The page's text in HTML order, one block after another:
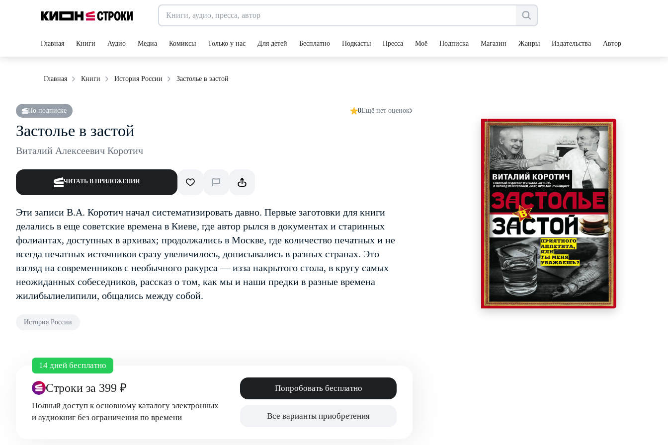
Главная Книги Аудио Медиа Комиксы Только у нас Для детей Бесплатно Подкасты Пресса Моё Подписка Магазин Жанры Издательства Авторы
Главная Книги История России Застолье в застой
По подписке 0Ещё нет оценок
Застолье в застой
Виталий Алексеевич Коротич
ЧИТАТЬ В ПРИЛОЖЕНИИ
Эти записи В.А. Коротич начал систематизировать давно. Первые заготовки для книги
делались в еще советские времена в Киеве, где автор рылся в документах и старинных
фолиантах, доступных в архивах; продолжались в Москве, где количество печатных и не
всегда печатных источников сразу увеличилось, дописывались в разных странах. Это
взгляд на современников с необычного ракурса — из­за накрытого стола, в кругу самых
неожиданных собеседников, рассказ о том, как мы и наши предки в разные времена
жили­были­ели­пили, общались между собой.
История России
14 дней бесплатно
Строки за 399 ₽
Полный доступ к основному каталогу электронных
и аудиокниг без ограничения по времени
Попробовать бесплатно
Все варианты приобретения